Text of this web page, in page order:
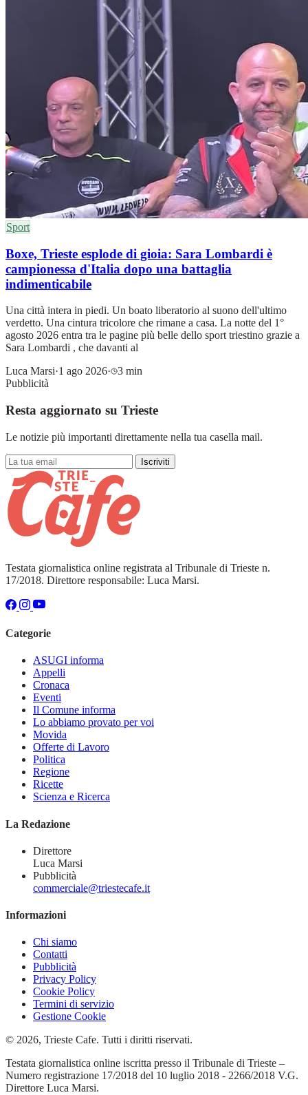
Sport
Boxe, Trieste esplode di gioia: Sara Lombardi è
campionessa d'Italia dopo una battaglia
indimenticabile
Una città intera in piedi. Un boato liberatorio al suono dell'ultimo
verdetto. Una cintura tricolore che rimane a casa. La notte del 1°
agosto 2026 entra tra le pagine più belle dello sport triestino grazie a
Sara Lombardi , che davanti al
Luca Marsi·1 ago 2026·
3 min
Pubblicità
Resta aggiornato su Trieste
Le notizie più importanti direttamente nella tua casella mail.
Iscriviti
Testata giornalistica online registrata al Tribunale di Trieste n.
17/2018. Direttore responsabile: Luca Marsi.
Categorie
ASUGI informa
Appelli
Cronaca
Eventi
Il Comune informa
Lo abbiamo provato per voi
Movida
Offerte di Lavoro
Politica
Regione
Ricette
Scienza e Ricerca
La Redazione
Direttore
Luca Marsi
Pubblicità
commerciale@triestecafe.it
Informazioni
Chi siamo
Contatti
Pubblicità
Privacy Policy
Cookie Policy
Termini di servizio
Gestione Cookie
© 2026, Trieste Cafe. Tutti i diritti riservati.
Testata giornalistica online iscritta presso il Tribunale di Trieste –
Numero registrazione 17/2018 del 10 luglio 2018 - 2266/2018 V.G.
Direttore Luca Marsi.